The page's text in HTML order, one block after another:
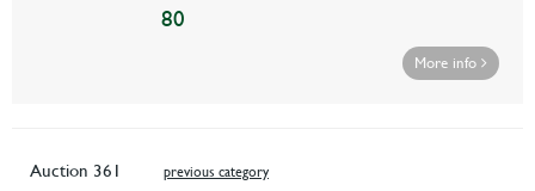
80
More info
Auction 361 previous category